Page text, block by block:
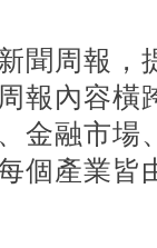
聞周報，
報內容橫
金融市場
個產業皆